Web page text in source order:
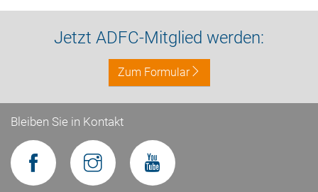
Jetzt ADFC-Mitglied werden:
Zum Formular
Bleiben Sie in Kontakt